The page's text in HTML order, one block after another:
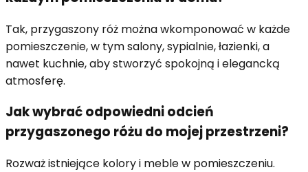
Tak, przygaszony róż można wkomponować w każde
pomieszczenie, w tym salony, sypialnie, łazienki, a
nawet kuchnie, aby stworzyć spokojną i elegancką
atmosferę.
Jak wybrać odpowiedni odcień
przygaszonego różu do mojej przestrzeni?
Rozważ istniejące kolory i meble w pomieszczeniu.